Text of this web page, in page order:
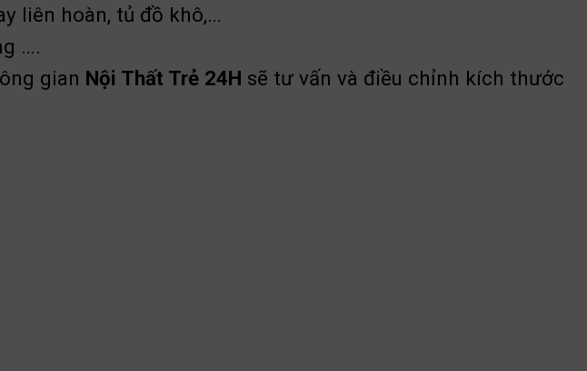
liên hoàn, tủ đồ khô,…
….
gian Nội Thất Trẻ 24H sẽ tư vấn và điều chỉnh kích thước